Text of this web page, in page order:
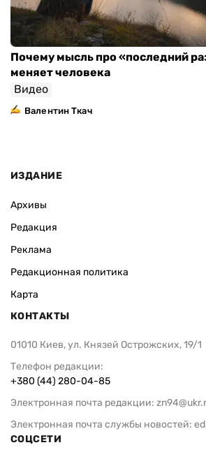
Почему мысль про «последний
меняет человека
Видео
Валентин Ткач
ИЗДАНИЕ
Архивы
Редакция
Реклама
Редакционная политика
Карта
КОНТАКТЫ
01010 Киев, ул. Князей Острожских, 19/1
Телефон редакции:
+380 (44) 280-04-85
Электронная почта редакции:
Электронная почта службы новостей:
СОЦСЕТИ